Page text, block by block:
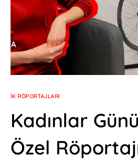
İK RÖPORTAJLARI
Kadınlar Günü
Özel